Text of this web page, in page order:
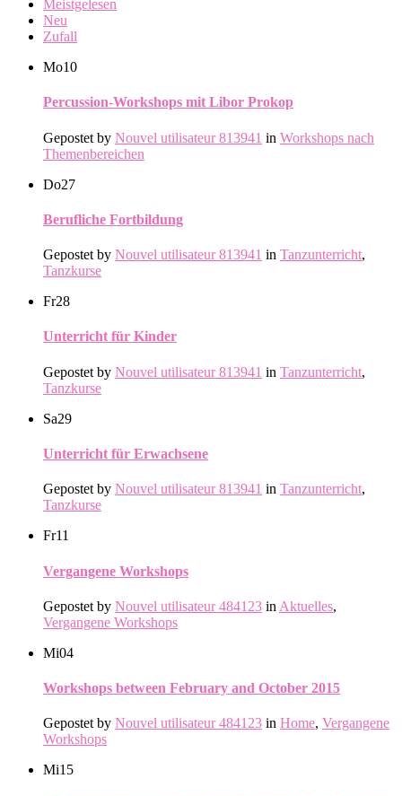
Meistgelesen
Neu
Zufall
Mo10
Percussion-Workshops mit Libor Prokop
Gepostet by Nouvel utilisateur 813941 in Workshops nach
Themenbereichen
Do27
Berufliche Fortbildung
Gepostet by Nouvel utilisateur 813941 in Tanzunterricht,
Tanzkurse
Fr28
Unterricht für Kinder
Gepostet by Nouvel utilisateur 813941 in Tanzunterricht,
Tanzkurse
Sa29
Unterricht für Erwachsene
Gepostet by Nouvel utilisateur 813941 in Tanzunterricht,
Tanzkurse
Fr11
Vergangene Workshops
Gepostet by Nouvel utilisateur 484123 in Aktuelles,
Vergangene Workshops
Mi04
Workshops between February and October 2015
Gepostet by Nouvel utilisateur 484123 in Home, Vergangene
Workshops
Mi15